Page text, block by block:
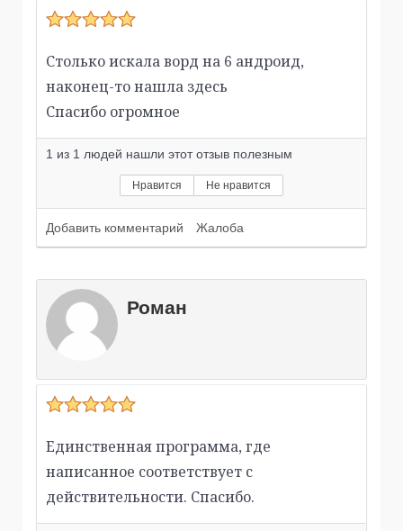
Столько искала ворд на 6 андроид,
наконец-то нашла здесь
Спасибо огромное
1 из 1 людей нашли этот отзыв полезным
Нравится Не нравится
Добавить комментарий Жалоба
Роман
Единственная программа, где
написанное соответствует с
действительности. Спасибо.